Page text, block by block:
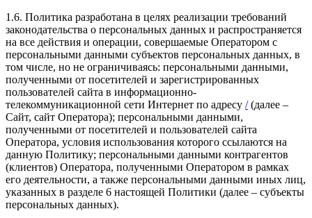
1.6. Политика разработана в целях реализации требований
законодательства о персональных данных и распространяется
на все действия и операции, совершаемые Оператором с
персональными данными субъектов персональных данных, в
том числе, но не ограничиваясь: персональными данными,
полученными от посетителей и зарегистрированных
пользователей сайта в информационно-
телекоммуникационной сети Интернет по адресу /(далее –
Сайт, сайт Оператора); персональными данными,
полученными от посетителей и пользователей сайта
Оператора, условия использования которого ссылаются на
данную Политику; персональными данными контрагентов
(клиентов) Оператора, полученными Оператором в рамках
его деятельности, а также персональными данными иных лиц,
указанных в разделе 6 настоящей Политики (далее – субъекты
персональных данных).